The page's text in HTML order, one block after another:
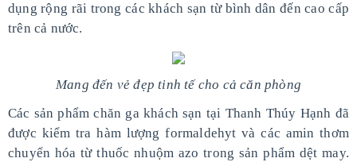
dụng rộng rãi trong các khách sạn từ bình dân đến cao cấp
trên cả nước.
Mang đến vẻ đẹp tinh tế cho cả căn phòng
Các sản phẩm chăn ga khách sạn tại Thanh Thúy Hạnh đã
được kiểm tra hàm lượng formaldehyt và các amin thơm
chuyển hóa từ thuốc nhuộm azo trong sản phẩm dệt may.